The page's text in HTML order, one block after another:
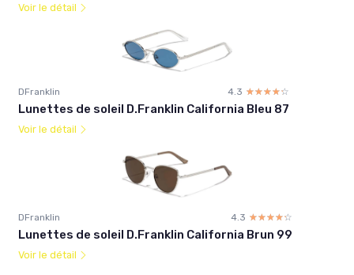
Voir le détail
DFranklin 4.3 ☆☆☆☆☆
★★★★★
Lunettes de soleil D.Franklin California Bleu 87
Voir le détail
DFranklin 4.3 ☆☆☆☆☆
★★★★★
Lunettes de soleil D.Franklin California Brun 99
Voir le détail